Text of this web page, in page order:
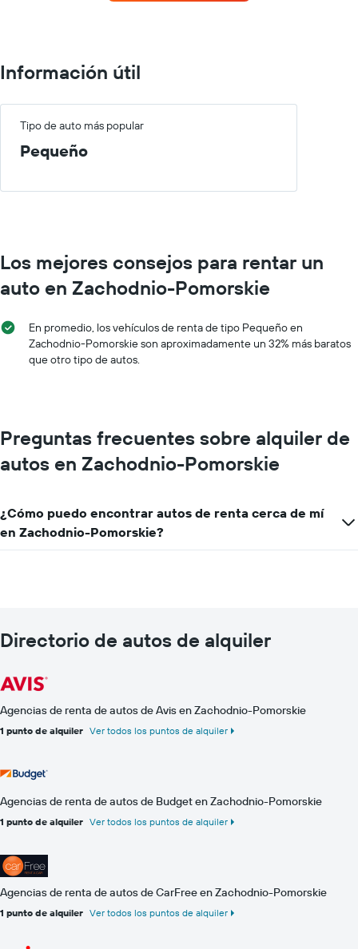
el
precio
un
auto
de
por
El
gráfico
eje
que
autos.
gráfico
eje
que
barato
de
un
de
renta
por
empresa.
Información útil
Tipo de auto más popular
Pequeño
Los mejores consejos para rentar un
auto en Zachodnio-Pomorskie
En promedio, los vehículos de renta de tipo Pequeño en
Zachodnio-Pomorskie son aproximadamente un 32% más baratos
que otro tipo de autos.
Preguntas frecuentes sobre alquiler de
autos en Zachodnio-Pomorskie
¿Cómo puedo encontrar autos de renta cerca de mí
en Zachodnio-Pomorskie?
Directorio de autos de alquiler
Agencias de renta de autos de Avis en Zachodnio-Pomorskie
1 punto de alquiler Ver todos los puntos de alquiler
Agencias de renta de autos de Budget en Zachodnio-Pomorskie
1 punto de alquiler Ver todos los puntos de alquiler
Agencias de renta de autos de CarFree en Zachodnio-Pomorskie
1 punto de alquiler Ver todos los puntos de alquiler